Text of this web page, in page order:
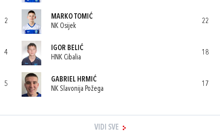
2
MARKO TOMIĆ
NK Osijek
22
4
IGOR BELIĆ
HNK Cibalia
18
5
GABRIEL HRMIĆ
NK Slavonija Požega
17
VIDI SVE